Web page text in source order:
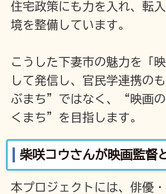
住宅政策にも力を入れ、転
境を整備しています。
こうした下妻市の魅力を「
して発信し、官民学連携の
ぶまち”ではなく、“映画の
くまち”を目指します。
柴咲コウさんが映画監督
本プロジェクトには、俳優